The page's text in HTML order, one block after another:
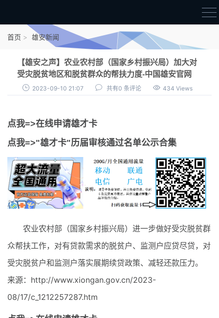
首页
点我申领雄才卡
审核通过公示
首页 雄安新闻
【雄安之声】农业农村部（国家乡村振兴局）加大对
受灾脱贫地区和脱贫群众的帮扶力度-中国雄安官网
2023-09-10 21:07 共有0 条评论 434 Views
点我=>在线申请雄才卡
点我=>"雄才卡"历届审核通过名单公示合集
农业农村部（国家乡村振兴局）进一步做好受灾脱贫群
众帮扶工作，对有贷款需求的脱贫户、监测户应贷尽贷，对
受灾脱贫户和监测户落实展期续贷政策、减轻还款压力。
来源：http://www.xiongan.gov.cn/2023-
08/17/c_1212257287.htm